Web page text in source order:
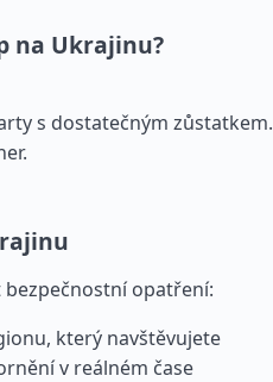
na Ukrajinu?
s dostatečným zůstatkem.
opatření:
který navštěvujete
v reálném čase